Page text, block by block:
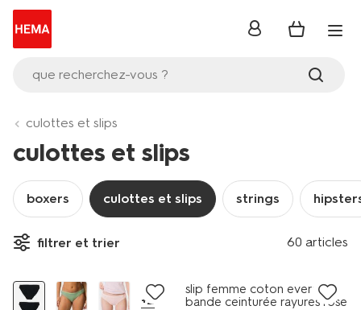
que recherchez-vous ?
se
culottes et slips
culottes et slips
boxers culottes et slips strings
filtrer et trier 60 articles
2 pièces
+2
slip femme coton everyday
bande ceinturée rayures rose